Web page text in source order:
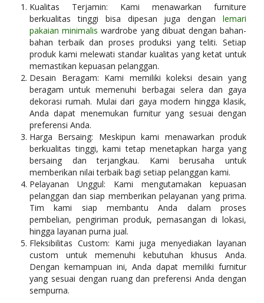
Kualitas Terjamin: Kami menawarkan furniture
berkualitas tinggi bisa dipesan juga dengan lemari
pakaian minimalis wardrobe yang dibuat dengan bahan-
bahan terbaik dan proses produksi yang teliti. Setiap
produk kami melewati standar kualitas yang ketat untuk
memastikan kepuasan pelanggan.
Desain Beragam: Kami memiliki koleksi desain yang
beragam untuk memenuhi berbagai selera dan gaya
dekorasi rumah. Mulai dari gaya modern hingga klasik,
Anda dapat menemukan furnitur yang sesuai dengan
preferensi Anda.
Harga Bersaing: Meskipun kami menawarkan produk
berkualitas tinggi, kami tetap menetapkan harga yang
bersaing dan terjangkau. Kami berusaha untuk
memberikan nilai terbaik bagi setiap pelanggan kami.
Pelayanan Unggul: Kami mengutamakan kepuasan
pelanggan dan siap memberikan pelayanan yang prima.
Tim kami siap membantu Anda dalam proses
pembelian, pengiriman produk, pemasangan di lokasi,
hingga layanan purna jual.
Fleksibilitas Custom: Kami juga menyediakan layanan
custom untuk memenuhi kebutuhan khusus Anda.
Dengan kemampuan ini, Anda dapat memiliki furnitur
yang sesuai dengan ruang dan preferensi Anda dengan
sempurna.